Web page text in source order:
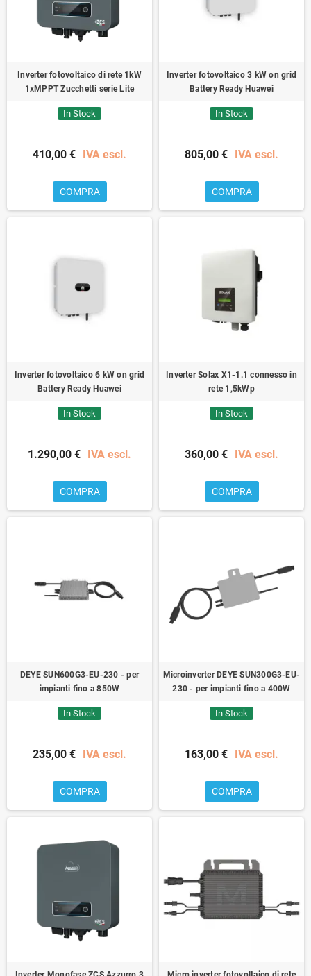
Inverter fotovoltaico di rete 1kW
1xMPPT Zucchetti serie Lite
In Stock
410,00 € IVA escl.
COMPRA
Inverter fotovoltaico 3 kW on grid
Battery Ready Huawei
In Stock
805,00 € IVA escl.
COMPRA
Inverter fotovoltaico 6 kW on grid
Battery Ready Huawei
In Stock
1.290,00 € IVA escl.
COMPRA
Inverter Solax X1-1.1 connesso in
rete 1,5kWp
In Stock
360,00 € IVA escl.
COMPRA
DEYE SUN600G3-EU-230 - per
impianti fino a 850W
In Stock
235,00 € IVA escl.
COMPRA
Microinverter DEYE SUN300G3-EU-
230 - per impianti fino a 400W
In Stock
163,00 € IVA escl.
COMPRA